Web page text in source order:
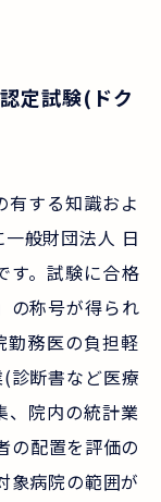
定試験(ドク
有する知識およ
般財団法人 日
す。試験に合格
の称号が得られ
勤務医の負担軽
診断書など医療
、院内の統計業
の配置を評価の
象病院の範囲が